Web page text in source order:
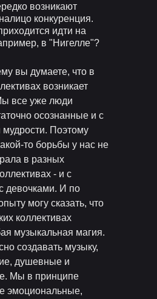
возникают
конкуренция.
идти на
в "Нигелле"?
вы думаете, что в
возникает
все уже люди
осознанные и с
Поэтому
то борьбы у нас не
в разных
- и с
девочками. И по
могу сказать, что
коллективах
музыкальная магия.
создавать музыку,
душевные и
Мы в принципе
эмоциональные,